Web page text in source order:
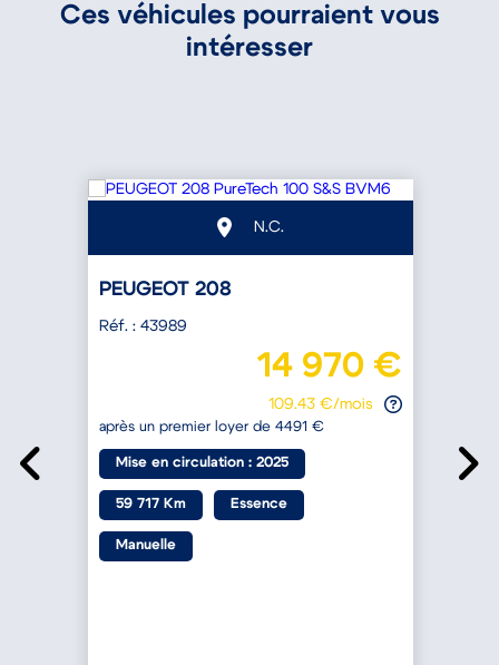
Ces véhicules pourraient vous
intéresser
N.C.
PEUGEOT 208
Réf. : 43989
14 970 €
109.43 €/mois
après un premier loyer de 4491 €
Mise en circulation : 2025
59 717 Km Essence
Manuelle